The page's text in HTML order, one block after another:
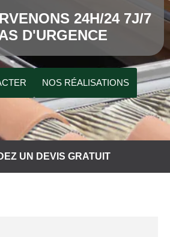
24H/24 7J/7
D'URGENCE
NOS RÉALISATIONS
UN DEVIS GRATUIT